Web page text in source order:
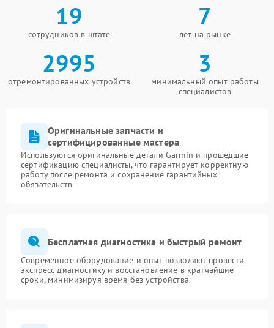
19
сотрудников в штате
7
лет на рынке
2995
отремонтированных устройств
3
минимальный опыт работы
специалистов
Оригинальные запчасти и
сертифицированные мастера
Используются оригинальные детали Garmin и прошедшие
сертификацию специалисты, что гарантирует корректную
работу после ремонта и сохранение гарантийных
обязательств
Бесплатная диагностика и быстрый ремонт
Современное оборудование и опыт позволяют провести
экспресс-диагностику и восстановление в кратчайшие
сроки, минимизируя время без устройства